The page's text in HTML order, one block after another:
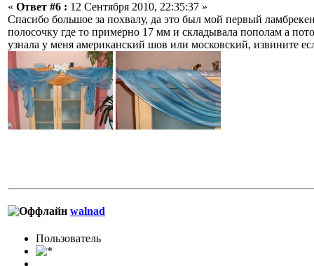
« Ответ #6 : 12 Сентября 2010, 22:35:37 »
Спасибо большое за похвалу, да это был мой первый
полосочку где то примерно 17 мм и складывала пополам а
узнала у меня американский шов или московский, извините
walnad
Пользовaтeль